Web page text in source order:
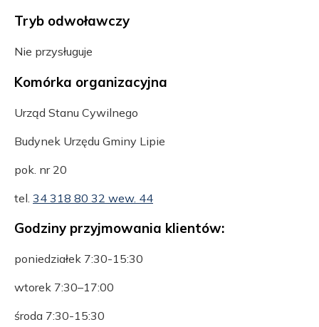
Tryb odwoławczy
Nie przysługuje
Komórka organizacyjna
Urząd Stanu Cywilnego
Budynek Urzędu Gminy Lipie
pok. nr 20
tel. 34 318 80 32 wew. 44
Godziny przyjmowania klientów:
poniedziałek 7:30-15:30
wtorek 7:30–17:00
środa 7:30-15:30